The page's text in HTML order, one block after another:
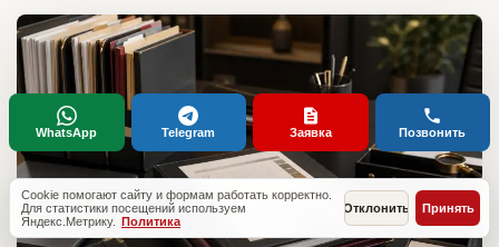
Cookie помогают сайту и формам работать корректно.
Для статистики посещений используем
Яндекс.Метрику. Политика
Отклонить Принять
WhatsApp Telegram Заявка Позвонить